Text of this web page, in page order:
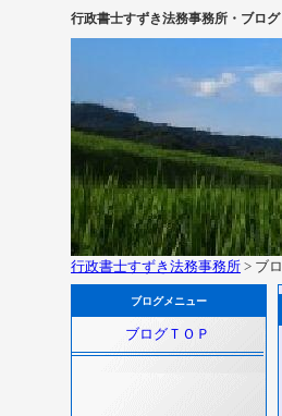
行政書士すずき法務事務所・ブログ
行政書士すずき法務事務所 > ブ
ブログメニュー
ブログＴＯＰ